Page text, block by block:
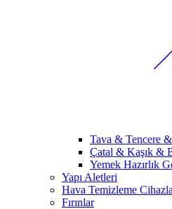
Tava & Tencere
Çatal & Kaşık &
Yemek Hazırlık
Yapı Aletleri
Hava Temizleme
Fırınlar